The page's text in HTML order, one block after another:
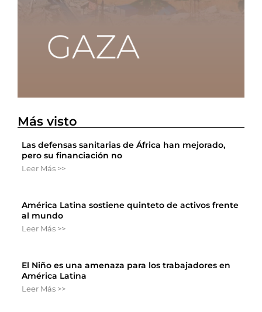
Más visto
Las defensas sanitarias de África han mejorado,
pero su financiación no
Leer Más >>
América Latina sostiene quinteto de activos frente
al mundo
Leer Más >>
El Niño es una amenaza para los trabajadores en
América Latina
Leer Más >>